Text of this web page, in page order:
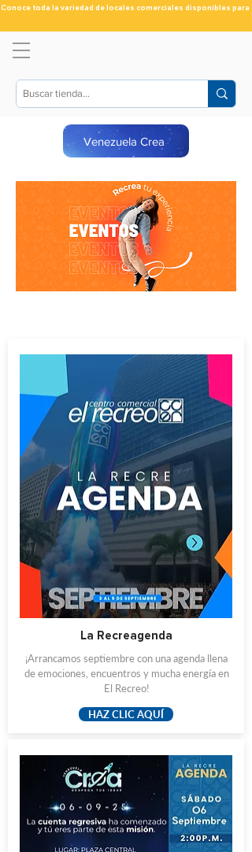
Conoce toda la variedad de locales comerciales disponibles para ti
Venezuela Crea
La Recreagenda
¡Arrancamos septiembre con una agenda llena
de emociones, encuentros y mucha energía en
El Recreo!
HAZ CLIC AQUÍ